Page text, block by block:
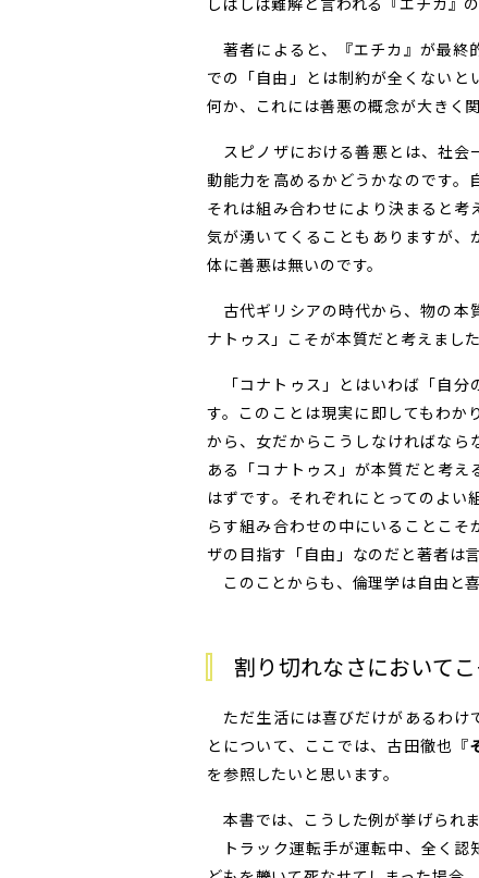
著者によると、『エチカ』が最終
での「自由」とは制約が全くない
何か、これには善悪の概念が大きく関
スピノザにおける善悪とは、社会
動能力を高めるかどうかなのです。
それは組み合わせにより決まると
気が湧いてくることもありますが、
体に善悪は無いのです。
古代ギリシアの時代から、物の本
ナトゥス」こそが本質だと考えました
「コナトゥス」とはいわば「自分
す。このことは現実に即してもわ
から、女だからこうしなければな
ある「コナトゥス」が本質だと考
はずです。それぞれにとってのよ
らす組み合わせの中にいることこ
ザの目指す「自由」なのだと著者は言
このことからも、倫理学は自由と
割り切れなさにおいて
ただ生活には喜びだけがあるわけ
とについて、ここでは、古田徹也『
を参照したいと思います。
本書では、こうした例が挙げられま
トラック運転手が運転中、全く認